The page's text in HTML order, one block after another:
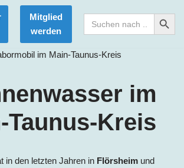
Mitglied
werden
Search
for:
Search Button
im
Taunus-Kreis
in den letzten Jahren in Flörsheim und